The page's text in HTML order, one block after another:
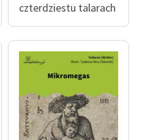
czterdziestu talarach